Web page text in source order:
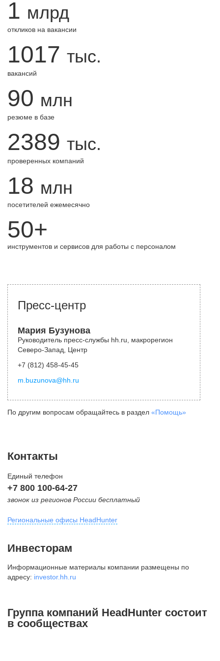
1 млрд
откликов на вакансии
1017 тыс.
вакансий
90 млн
резюме в базе
2389 тыс.
проверенных компаний
18 млн
посетителей ежемесячно
50+
инструментов и сервисов для работы с персоналом
Пресс-центр
Мария Бузунова
Руководитель пресс-службы hh.ru, макрорегион
Северо-Запад, Центр
+7 (812) 458-45-45
m.buzunova@hh.ru
По другим вопросам обращайтесь в раздел «Помощь»
Контакты
Единый телефон
+7 800 100-64-27
звонок из регионов России бесплатный
Региональные офисы HeadHunter
внутригородская территория
Муниципальный округ Тверской,
2-я Брестская ул., д. 48,
+7 495 980-64-27
Инвесторам
Информационные материалы компании размещены по
адресу: investor.hh.ru
Группа компаний HeadHunter состоит
в сообществах